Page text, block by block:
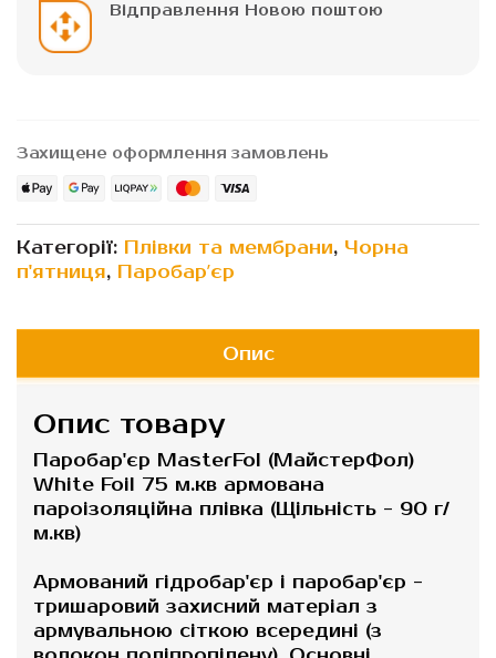
Відправлення Новою поштою
Захищене оформлення замовлень
Категорії: Плівки та мембрани, Чорна
п'ятниця, Паробарʼєр
Опис
Опис товару
Паробар'єр MasterFol (МайстерФол)
White Foil 75 м.кв армована
пароізоляційна плівка (Щільність - 90 г/
м.кв)
Армований гідробар'єр і паробар'єр -
тришаровий захисний матеріал з
армувальною сіткою всередині (з